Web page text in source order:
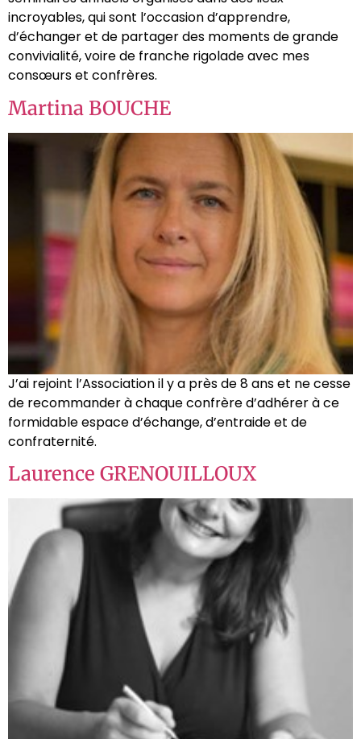
incroyables, qui sont l’occasion d’apprendre,
d’échanger et de partager des moments de grande
convivialité, voire de franche rigolade avec mes
consœurs et confrères.
Martina BOUCHE
J’ai rejoint l’Association il y a près de 8 ans et ne cesse
de recommander à chaque confrère d’adhérer à ce
formidable espace d’échange, d’entraide et de
confraternité.
Laurence GRENOUILLOUX